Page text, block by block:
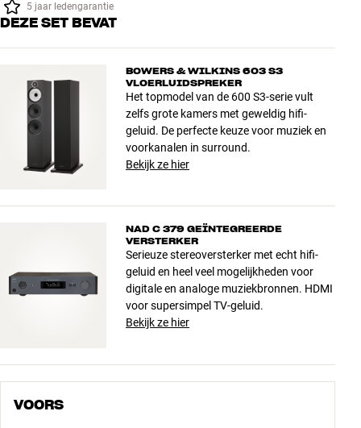
5 jaar ledengarantie
DEZE SET BEVAT
BOWERS & WILKINS 603 S3
VLOERLUIDSPREKER
Het topmodel van de 600 S3-serie vult
zelfs grote kamers met geweldig hifi-
geluid. De perfecte keuze voor muziek en
voorkanalen in surround.
Bekijk ze hier
NAD C 379 GEÏNTEGREERDE
VERSTERKER
Serieuze stereoversterker met echt hifi-
geluid en heel veel mogelijkheden voor
digitale en analoge muziekbronnen. HDMI
voor supersimpel TV-geluid.
Bekijk ze hier
VOORS